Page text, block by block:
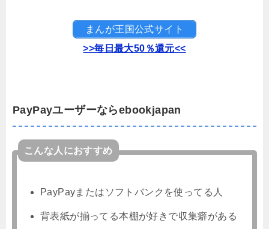
まんが王国公式サイト
>>毎日最大50％還元<<
PayPayユーザーならebookjapan
こんな人におすすめ
PayPayまたはソフトバンクを使ってる人
背表紙が揃ってる本棚が好きで収集癖がある